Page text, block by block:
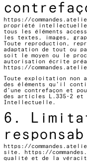
https://
propriété
tous les éléments
les textes, images,
Toute reproduction,
adaptation de tout ou
soit le moyen ou le
autorisation écrite
https://
Toute exploitation non
des éléments qu’il
d’une contrefaçon et
des articles L.335-2 et
Intellectuelle.
6.
https://
site.
https://
qualité et de la